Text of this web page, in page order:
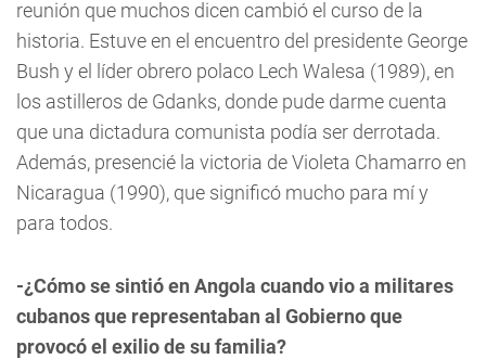
reunión que muchos dicen cambió el curso de la
historia. Estuve en el encuentro del presidente George
Bush y el líder obrero polaco Lech Walesa (1989), en
los astilleros de Gdanks, donde pude darme cuenta
que una dictadura comunista podía ser derrotada.
Además, presencié la victoria de Violeta Chamarro en
Nicaragua (1990), que significó mucho para mí y
para todos.
-¿Cómo se sintió en Angola cuando vio a militares
cubanos que representaban al Gobierno que
provocó el exilio de su familia?